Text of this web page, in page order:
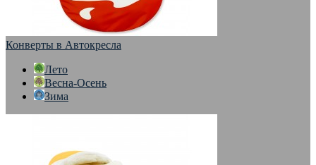
Конверты в Автокресла
Лето
Весна-Осень
Зима